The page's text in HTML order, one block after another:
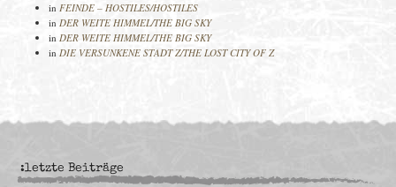
in FEINDE – HOSTILES/HOSTILES
in DER WEITE HIMMEL/THE BIG SKY
in DER WEITE HIMMEL/THE BIG SKY
in DIE VERSUNKENE STADT Z/THE LOST CITY OF Z
:letzte Beiträge